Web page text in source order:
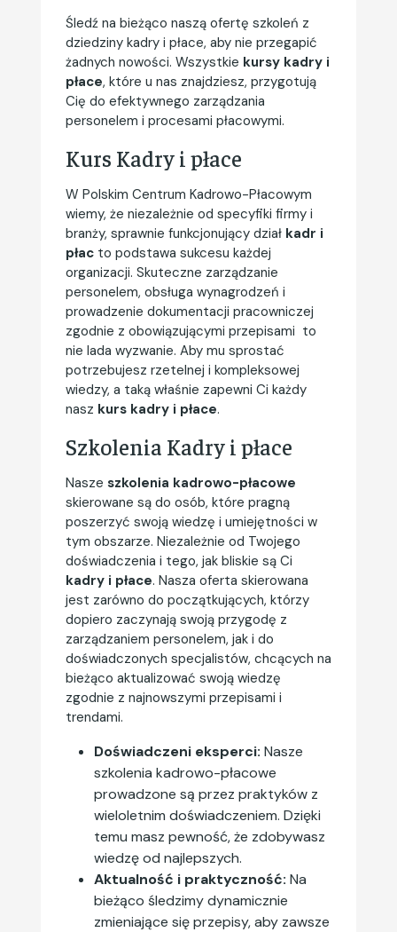
Śledź na bieżąco naszą ofertę szkoleń z
dziedziny kadry i płace, aby nie przegapić
żadnych nowości. Wszystkie kursy kadry i
płace, które u nas znajdziesz, przygotują
Cię do efektywnego zarządzania
personelem i procesami płacowymi.
Kurs Kadry i płace
W Polskim Centrum Kadrowo-Płacowym
wiemy, że niezależnie od specyfiki firmy i
branży, sprawnie funkcjonujący dział kadr i
płac to podstawa sukcesu każdej
organizacji. Skuteczne zarządzanie
personelem, obsługa wynagrodzeń i
prowadzenie dokumentacji pracowniczej
zgodnie z obowiązującymi przepisami to
nie lada wyzwanie. Aby mu sprostać
potrzebujesz rzetelnej i kompleksowej
wiedzy, a taką właśnie zapewni Ci każdy
nasz kurs kadry i płace.
Szkolenia Kadry i płace
Nasze szkolenia kadrowo-płacowe
skierowane są do osób, które pragną
poszerzyć swoją wiedzę i umiejętności w
tym obszarze. Niezależnie od Twojego
doświadczenia i tego, jak bliskie są Ci
kadry i płace. Nasza oferta skierowana
jest zarówno do początkujących, którzy
dopiero zaczynają swoją przygodę z
zarządzaniem personelem, jak i do
doświadczonych specjalistów, chcących na
bieżąco aktualizować swoją wiedzę
zgodnie z najnowszymi przepisami i
trendami.
Doświadczeni eksperci: Nasze
szkolenia kadrowo-płacowe
prowadzone są przez praktyków z
wieloletnim doświadczeniem. Dzięki
temu masz pewność, że zdobywasz
wiedzę od najlepszych.
Aktualność i praktyczność: Na
bieżąco śledzimy dynamicznie
zmieniające się przepisy, aby zawsze